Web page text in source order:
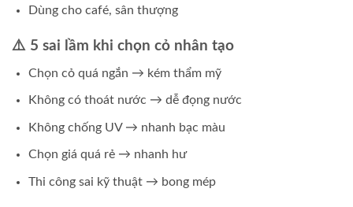
Dùng cho café, sân thượng
⚠️ 5 sai lầm khi chọn cỏ nhân tạo
Chọn cỏ quá ngắn → kém thẩm mỹ
Không có thoát nước → dễ đọng nước
Không chống UV → nhanh bạc màu
Chọn giá quá rẻ → nhanh hư
Thi công sai kỹ thuật → bong mép